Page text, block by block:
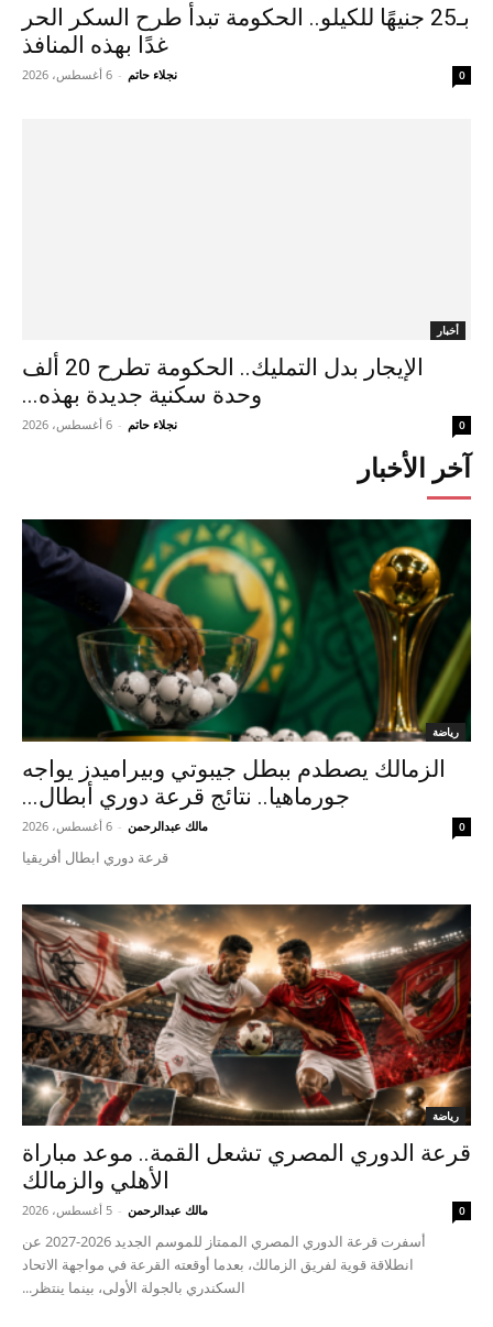
بـ25 جنيهًا للكيلو.. الحكومة تبدأ طرح السكر الحر
غدًا بهذه المنافذ
نجلاء حاتم - 6 أغسطس، 2026 0
أخبار
الإيجار بدل التمليك.. الحكومة تطرح 20 ألف
وحدة سكنية جديدة بهذه...
نجلاء حاتم - 6 أغسطس، 2026 0
آخر الأخبار
رياضة
الزمالك يصطدم ببطل جيبوتي وبيراميدز يواجه
جورماهيا.. نتائج قرعة دوري أبطال...
مالك عبدالرحمن - 6 أغسطس، 2026 0
قرعة دوري ابطال أفريقيا
رياضة
قرعة الدوري المصري تشعل القمة.. موعد مباراة
الأهلي والزمالك
مالك عبدالرحمن - 5 أغسطس، 2026 0
أسفرت قرعة الدوري المصري الممتاز للموسم الجديد 2026-2027 عن
انطلاقة قوية لفريق الزمالك، بعدما أوقعته القرعة في مواجهة الاتحاد
السكندري بالجولة الأولى، بينما ينتظر...